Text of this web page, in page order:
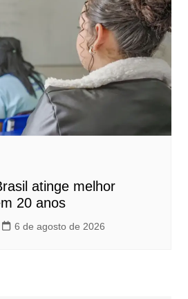
atinge melhor
20 anos
6 de agosto de 2026